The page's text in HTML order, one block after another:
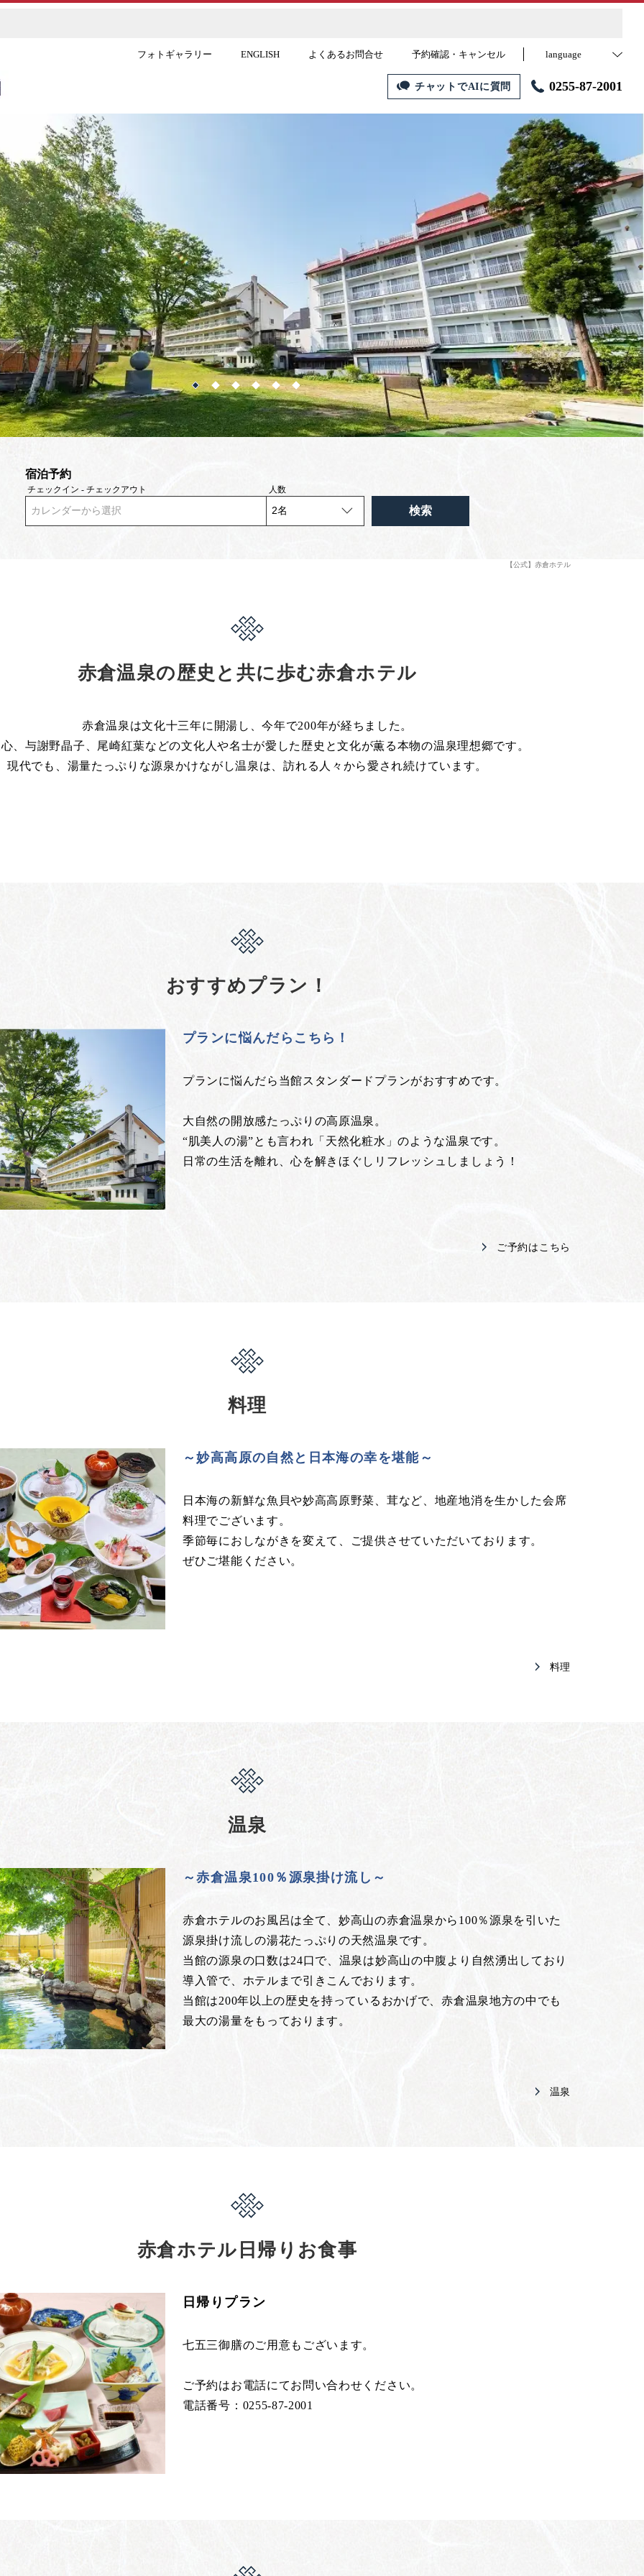
フォトギャラリー ENGLISH よくあるお問合せ 予約確認・キャンセル language
チャットでAIに質問 0255-87-2001
宿泊予約
チェックイン - チェックアウト
カレンダーから選択
人数
検索
【公式】赤倉ホテル
赤倉温泉の歴史と共に歩む赤倉ホテル
赤倉温泉は文化十三年に開湯し、今年で200年が経ちました。
、与謝野晶子、尾崎紅葉などの文化人や名士が愛した歴史と文化が薫る本物の温泉理想郷です。
現代でも、湯量たっぷりな源泉かけながし温泉は、訪れる人々から愛され続けています。
おすすめプラン！
プランに悩んだらこちら！
プランに悩んだら当館スタンダードプランがおすすめです。
大自然の開放感たっぷりの高原温泉。
“肌美人の湯”とも言われ「天然化粧水」のような温泉です。
日常の生活を離れ、心を解きほぐしリフレッシュしましょう！
ご予約はこちら
料理
～妙高高原の自然と日本海の幸を堪能～
日本海の新鮮な魚貝や妙高高原野菜、茸など、地産地消を生かした会席
料理でございます。
季節毎におしながきを変えて、ご提供させていただいております。
ぜひご堪能ください。
料理
温泉
～赤倉温泉100％源泉掛け流し～
赤倉ホテルのお風呂は全て、妙高山の赤倉温泉から100％源泉を引いた
源泉掛け流しの湯花たっぷりの天然温泉です。
当館の源泉の口数は24口で、温泉は妙高山の中腹より自然湧出しており
導入管で、ホテルまで引きこんでおります。
当館は200年以上の歴史を持っているおかげで、赤倉温泉地方の中でも
最大の湯量をもっております。
温泉
赤倉ホテル日帰りお食事
日帰りプラン
七五三御膳のご用意もございます。
ご予約はお電話にてお問い合わせください。
電話番号：0255-87-2001